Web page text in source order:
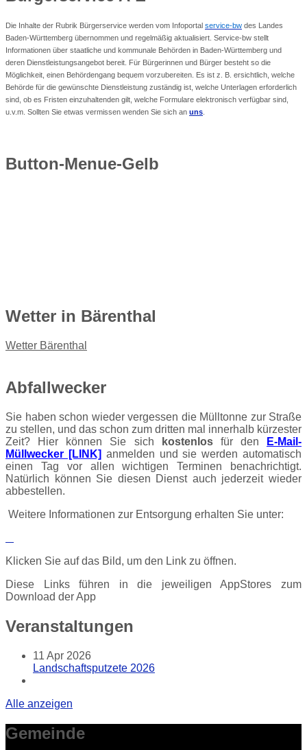
Die Inhalte der Rubrik Bürgerservice werden vom Infoportal service-bw des Landes
Baden-Württemberg übernommen und regelmäßig aktualisiert. Service-bw stellt
Informationen über staatliche und kommunale Behörden in Baden-Württemberg und
deren Dienstleistungsangebot bereit. Für Bürgerinnen und Bürger besteht so die
Möglichkeit, einen Behördengang bequem vorzubereiten. Es ist z. B. ersichtlich, welche
Behörde für die gewünschte Dienstleistung zuständig ist, welche Unterlagen erforderlich
sind, ob es Fristen einzuhaltenden gilt, welche Formulare elektronisch verfügbar sind,
u.v.m. Sollten Sie etwas vermissen wenden Sie sich an uns.
Button-Menue-Gelb
Wetter in Bärenthal
Wetter Bärenthal
Abfallwecker
Sie haben schon wieder vergessen die Mülltonne zur Straße
zu stellen, und das schon zum dritten mal innerhalb kürzester
Zeit? Hier können Sie sich
kostenlos für den
E-Mail-
Müllwecker [LINK] anmelden und sie werden automatisch
einen Tag vor allen wichtigen Terminen benachrichtigt.
Natürlich können Sie diesen Dienst auch jederzeit wieder
abbestellen.
Weitere Informationen zur Entsorgung erhalten Sie unter:
Klicken Sie auf das Bild, um den Link zu öffnen.
Diese Links führen in die jeweiligen AppStores zum
Download der App
Veranstaltungen
11 Apr 2026
Landschaftsputzete 2026
Alle anzeigen
Gemeinde